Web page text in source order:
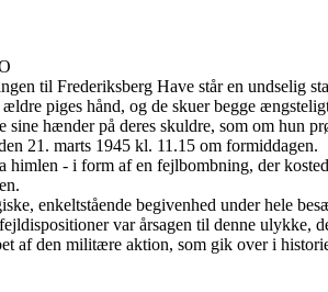
til Frederiksberg Have står en undselig
piges hånd, og de skuer begge
sine hænder på deres skuldre, som om hun
21. marts 1945 kl. 11.15 om formiddagen.
himlen - i form af en fejlbombning, der
enkeltstående begivenhed under hele
var årsagen til denne ulykke,
af den militære aktion, som gik over i